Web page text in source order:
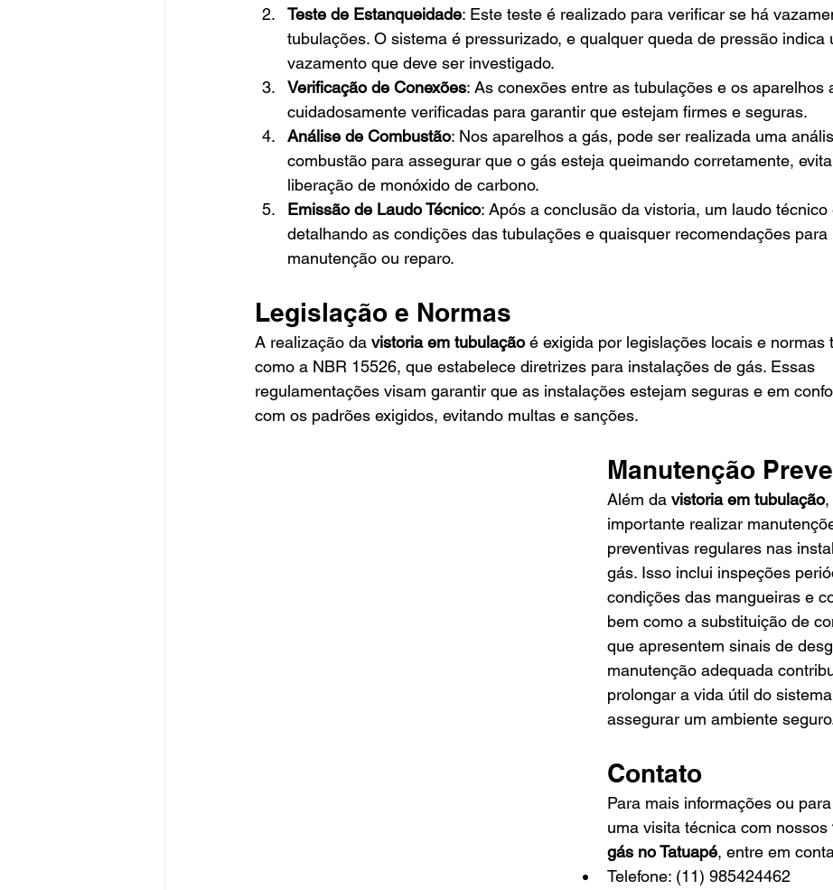
Teste de Estanqueidade: Este teste é realizado para verificar se há
tubulações. O sistema é pressurizado, e qualquer queda de pressão indica
vazamento que deve ser investigado.
Verificação de Conexões: As conexões entre as tubulações e os aparelhos
cuidadosamente verificadas para garantir que estejam firmes e seguras.
Análise de Combustão: Nos aparelhos a gás, pode ser realizada uma
combustão para assegurar que o gás esteja queimando corretamente,
liberação de monóxido de carbono.
Emissão de Laudo Técnico: Após a conclusão da vistoria, um laudo técnico
detalhando as condições das tubulações e quaisquer recomendações para
manutenção ou reparo.
Legislação e Normas
A realização da vistoria em tubulação é exigida por legislações locais e normas
como a NBR 15526, que estabelece diretrizes para instalações de gás. Essas
regulamentações visam garantir que as instalações estejam seguras e em
com os padrões exigidos, evitando multas e sanções.
Manutenção
Além da vistoria em tubulação
importante realizar
preventivas regulares nas
gás. Isso inclui inspeções
condições das mangueiras e
bem como a substituição de
que apresentem sinais de
manutenção adequada
prolongar a vida útil do
assegurar um ambiente
Contato
Para mais informações ou
uma visita técnica com nossos
gás no Tatuapé, entre em
Telefone: (11) 985424462